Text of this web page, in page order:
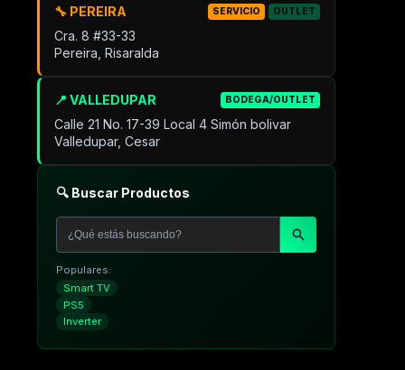
📍 VALLEDUPAR BODEGA/OUTLET
Calle 21 No. 17-39 Local 4 Simón bolivar
Valledupar, Cesar
🔧 PEREIRA SERVICIO OUTLET
Cra. 8 #33-33
Pereira, Risaralda
🔍 Buscar Productos
Populares:
Smart TV
PS5
Inverter